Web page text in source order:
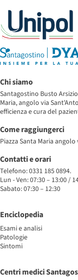
Chi siamo
Santagostino Busto
Maria, angolo via
efficienza e cura del
Come raggiungerci
Piazza Santa Maria
Contatti e orari
Telefono: 0331 185 0894.
Lun - Ven: 07:30 – 13:00 /
Sabato: 07:30 – 12:30
Enciclopedia
Esami e analisi
Patologie
Sintomi
Centri medici